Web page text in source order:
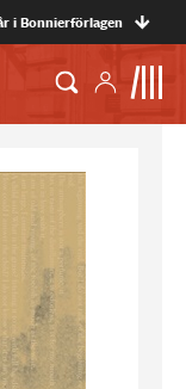
i Bonnierförlagen